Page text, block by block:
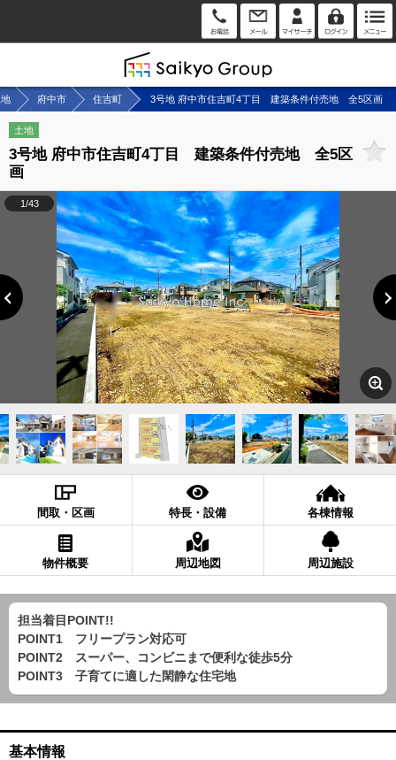
府中市 住吉町 3号地 府中市住吉町4丁目 建築条件付売地 全5区画
土地
3号地 府中市住吉町4丁目 建築条件付売地 全5区
画
1/43
間取・区画 特長・設備 各棟情報
物件概要 周辺地図 周辺施設
担当着目POINT!!
POINT1 フリープラン対応可
POINT2 スーパー、コンビニまで便利な徒歩5分
POINT3 子育てに適した閑静な住宅地
基本情報